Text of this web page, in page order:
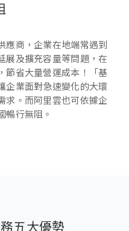
應商，企業在地端常遇到
展及擴充容量等問題，在
節省大量營運成本！「基
企業面對急速變化的大環
求。而阿里雲也可依據企
暢行無阻。
五大優勢